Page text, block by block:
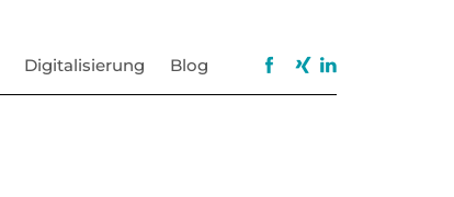
Digitalisierung Blog